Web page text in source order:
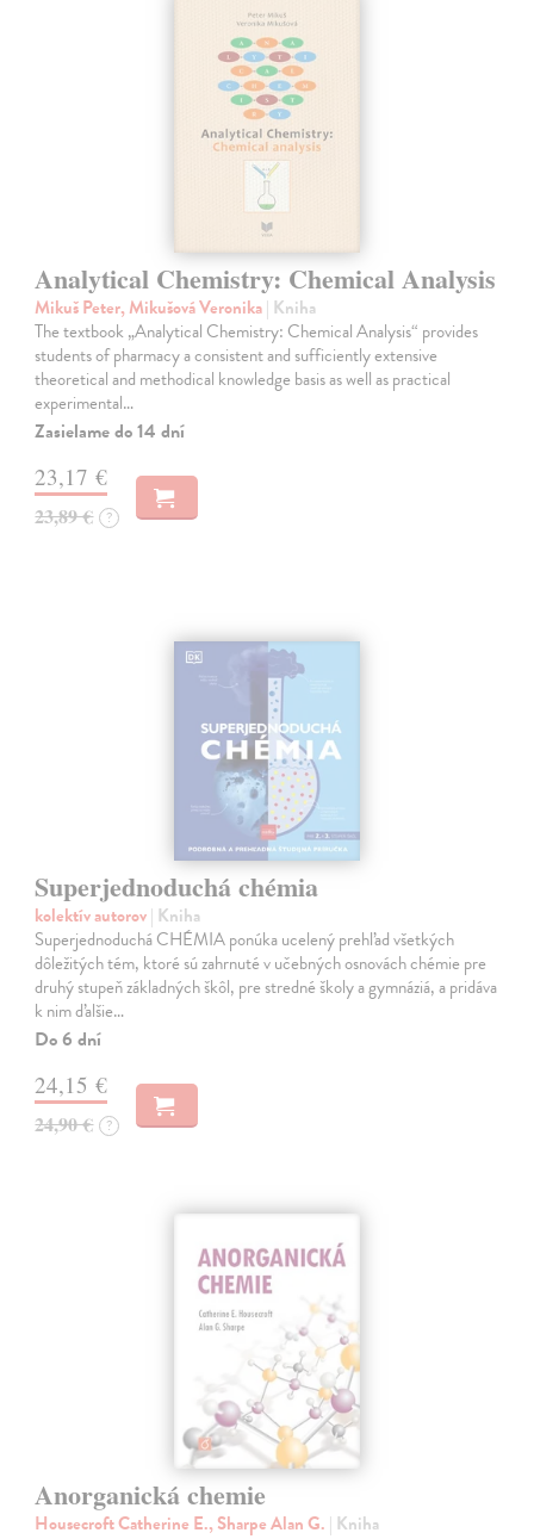
Analytical Chemistry: Chemical Analysis
Mikuš Peter, Mikušová Veronika| Kniha
The textbook „Analytical Chemistry: Chemical Analysis“ provides
students of pharmacy a consistent and sufficiently extensive
theoretical and methodical knowledge basis as well as practical
experimental…
Zasielame do 14 dní
23,17 €
23,89 € ?
Superjednoduchá chémia
kolektív autorov| Kniha
Superjednoduchá CHÉMIA ponúka ucelený prehľad všetkých
dôležitých tém, ktoré sú zahrnuté v učebných osnovách chémie pre
druhý stupeň základných škôl, pre stredné školy a gymnáziá, a pridáva
k nim ďalšie…
Do 6 dní
24,15 €
24,90 € ?
Anorganická chemie
Housecroft Catherine E., Sharpe Alan G. | Kniha